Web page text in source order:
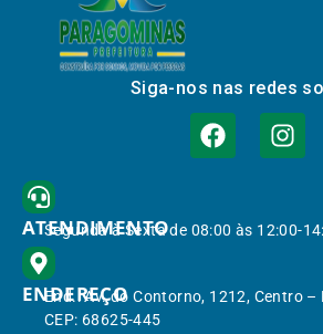
Siga-nos nas redes
ATENDIMENTO
Segunda à Sexta de 08:00 às 12:00-
ENDEREÇO
End.: Av. do Contorno, 1212, Centro
CEP: 68625-445